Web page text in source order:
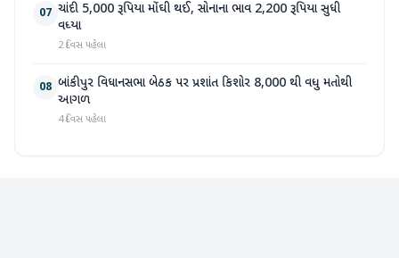
07 ચાંદી 5,000 રૂપિયા મોંઘી થઈ, સોનાના ભાવ 2,200 રૂપિયા સુધી
વધ્યા
2 દિવસ પહેલા
08 બાંકીપુર વિધાનસભા બેઠક પર પ્રશાંત કિશોર 8,000 થી વધુ મતોથી
આગળ
4 દિવસ પહેલા